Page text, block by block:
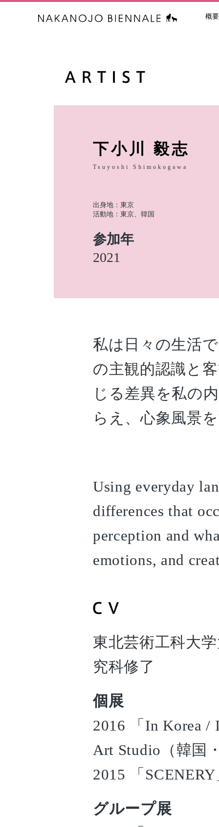
中之条ビエ
概要
下小川 毅志
Tsuyoshi Shimokogawa
出身地：東京
活動地：東京、韓国
参加年
2021
私は日々の生活
の主観的認識と
じる差異を私の
らえ、心象風景
Using everyday
differences that
perception and
emotions, and
東北芸術工科大
究科修了
個展
2016 「In Korea /
Art Studio（韓国
2015 「
グループ展